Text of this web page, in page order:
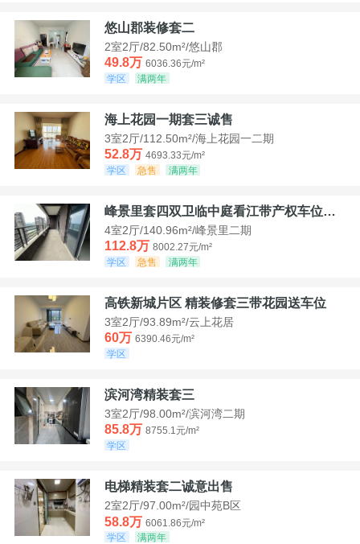
悠山郡装修套二
2室2厅/82.50m²/悠山郡
49.8万 6036.36元/m²
学区
满两年
海上花园一期套三诚售
3室2厅/112.50m²/海上花园一二期
52.8万 4693.33元/m²
学区
急售 满两年
峰景里套四双卫临中庭看江带产权车位诚售
4室2厅/140.96m²/峰景里二期
112.8万 8002.27元/m²
学区
急售 满两年
高铁新城片区 精装修套三带花园送车位
3室2厅/93.89m²/云上花居
60万 6390.46元/m²
学区
滨河湾精装套三
3室2厅/98.00m²/滨河湾二期
85.8万 8755.1元/m²
学区
电梯精装套二诚意出售
2室2厅/97.00m²/园中苑B区
58.8万 6061.86元/m²
学区
满两年